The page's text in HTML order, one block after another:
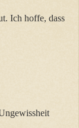
Ich hoffe, dass